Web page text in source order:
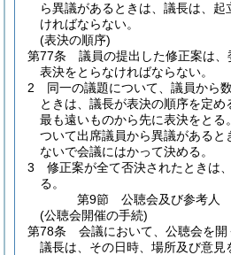
ら異議があるときは、議長は、
ければならない。
(表決の順序)
第77条
議員の提出した修正案は
表決をとらなければならない。
2
同一の議題について、議員から
ときは、議長が表決の順序を定め
最も遠いものから先に表決をとる。
ついて出席議員から異議がある
ないで会議にはかって決める。
3
修正案が全て否決されたときは
る。
第9節
公聴会及び参考人
(公聴会開催の手続)
第78条
会議において、公聴会を開
議長は、その日時、場所及び意